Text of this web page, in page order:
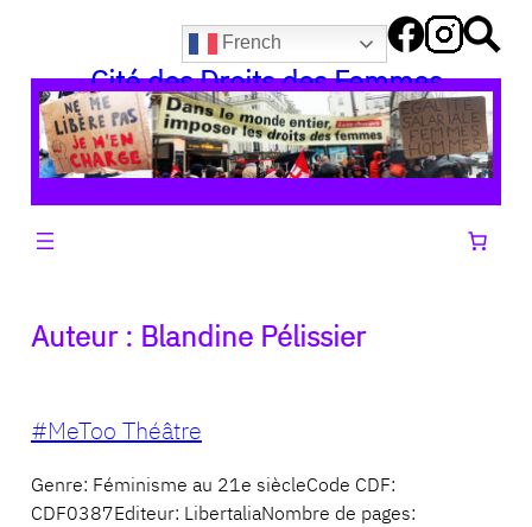
contenu
French
Cité des Droits des Femmes
Auteur : Blandine Pélissier
#MeToo Théâtre
Genre: Féminisme au 21e siècleCode CDF:
CDF0387Editeur: LibertaliaNombre de pages: